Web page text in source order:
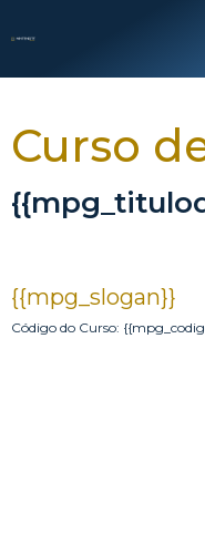
Curso
{{mpg_slogan}}
Código do Curso: